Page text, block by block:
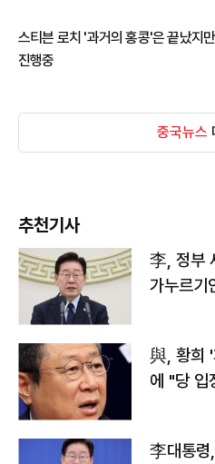
스티븐 로치 '과거의 홍콩'은 끝났지
진행중
중국뉴스
추천기사
李, 정부
가누르기
與, 황희 '
에 "당 입
李대통령